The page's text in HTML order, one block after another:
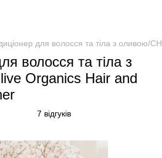
для волосся та тіла з оливою/
волосся та тіла з
Organics Hair and
7 відгуків